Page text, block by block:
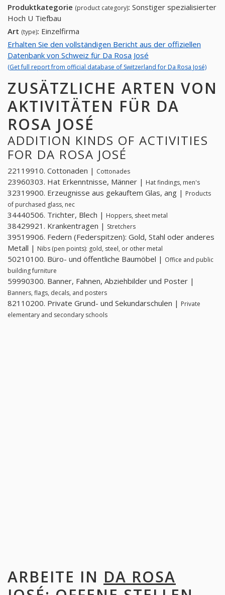
Produktkategorie (product category): Sonstiger spezialisierter
Hoch U Tiefbau
Art (type): Einzelfirma
Erhalten Sie den vollständigen Bericht aus der offiziellen
Datenbank von Schweiz für Da Rosa José
(Get full report from official database of Switzerland for Da Rosa José)
ZUSÄTZLICHE ARTEN VON
AKTIVITÄTEN FÜR DA
ROSA JOSÉ
ADDITION KINDS OF ACTIVITIES
FOR DA ROSA JOSÉ
22119910. Cottonaden | Cottonades
23960303. Hat Erkenntnisse, Männer | Hat findings, men's
32319900. Erzeugnisse aus gekauftem Glas, ang | Products
of purchased glass, nec
34440506. Trichter, Blech | Hoppers, sheet metal
38429921. Krankentragen | Stretchers
39519906. Federn (Federspitzen): Gold, Stahl oder anderes
Metall | Nibs (pen points): gold, steel, or other metal
50210100. Büro- und öffentliche Baumöbel | Office and public
building furniture
59990300. Banner, Fahnen, Abziehbilder und Poster |
Banners, flags, decals, and posters
82110200. Private Grund- und Sekundarschulen | Private
elementary and secondary schools
ARBEITE IN DA ROSA